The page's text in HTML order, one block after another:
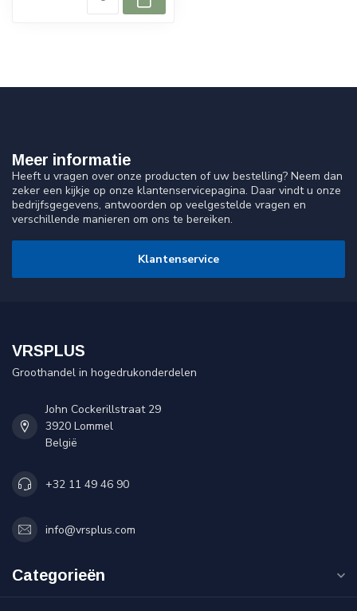
Meer informatie
Heeft u vragen over onze producten of uw bestelling? Neem dan
zeker een kijkje op onze klantenservicepagina. Daar vindt u onze
bedrijfsgegevens, antwoorden op veelgestelde vragen en
verschillende manieren om ons te bereiken.
Klantenservice
VRSPLUS
Groothandel in hogedrukonderdelen
John Cockerillstraat 29
3920 Lommel
België
+32 11 49 46 90
info@vrsplus.com
Categorieën